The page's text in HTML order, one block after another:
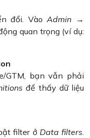
đổi. VàoAdmin →
quan trọng (ví dụ:
GTM, bạn vẫn phải
để thấy dữ liệu
filter ở Data filters